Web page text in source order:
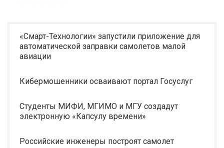
«Смарт-Технологии» запустили приложение для
автоматической заправки самолетов малой
авиации
Кибермошенники осваивают портал Госуслуг
Студенты МИФИ, МГИМО и МГУ создадут
электронную «Капсулу времени»
Российские инженеры построят самолет